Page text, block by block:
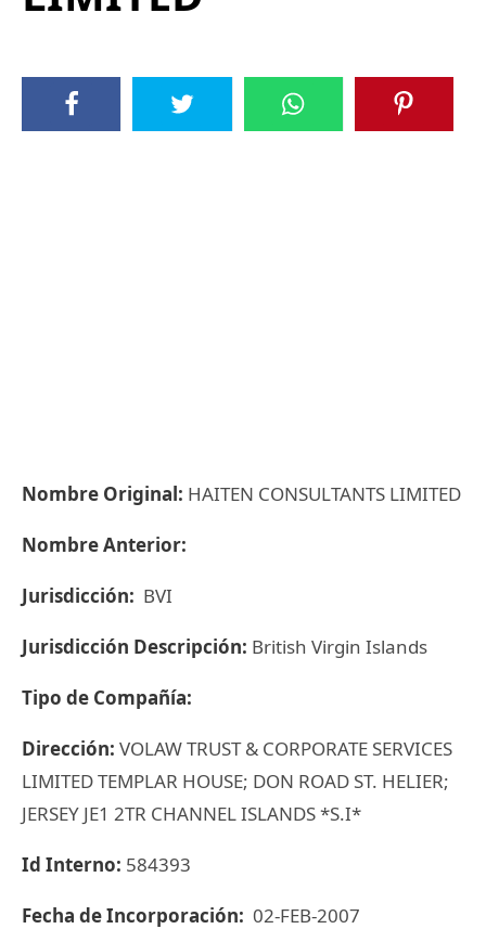
Nombre Original: HAITEN CONSULTANTS LIMITED
Nombre Anterior:
Jurisdicción: BVI
Jurisdicción Descripción: British Virgin Islands
Tipo de Compañía:
Dirección: VOLAW TRUST & CORPORATE SERVICES
LIMITED TEMPLAR HOUSE; DON ROAD ST. HELIER;
JERSEY JE1 2TR CHANNEL ISLANDS *S.I*
Id Interno: 584393
Fecha de Incorporación: 02-FEB-2007